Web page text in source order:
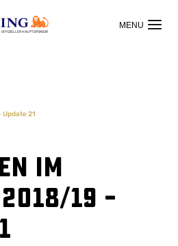
OFFIZIELLER HAUPTSPONSOR
21
im
19 –